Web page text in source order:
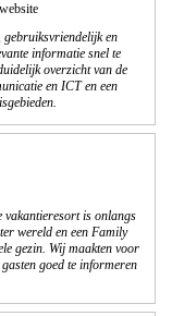
gebruiksvriendelijk en
informatie snel te
overzicht van de
en ICT en een
vakantieresort is onlangs
wereld en een Family
gezin. Wij maakten voor
goed te informeren